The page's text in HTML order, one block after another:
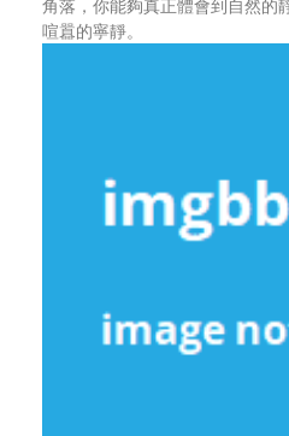
角落，你能夠真正體會到自然的
喧囂的寧靜。